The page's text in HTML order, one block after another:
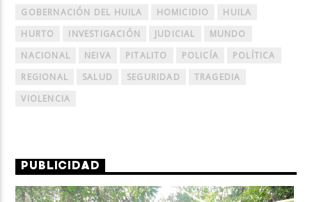
GOBERNACIÓN DEL HUILA
HOMICIDIO
HUILA
HURTO
INVESTIGACIÓN JUDICIAL
MUNDO
NACIONAL
NEIVA PITALITO POLICÍA
POLÍTICA
REGIONAL
SALUD SEGURIDAD
TRAGEDIA
VIOLENCIA
PUBLICIDAD